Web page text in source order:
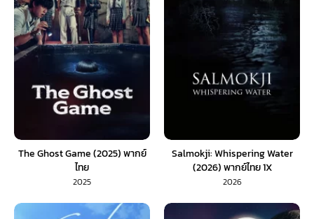
The Ghost Game (2025) พากย์
ไทย
2025
Salmokji: Whispering Water
(2026) พากย์ไทย 1X
2026